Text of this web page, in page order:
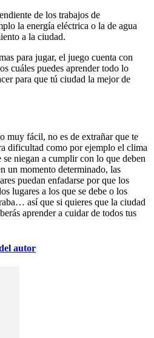
de los trabajos de
la energía eléctrica o la de agua
a la ciudad.
para jugar, el juego cuenta con
cuáles puedes aprender todo lo
para que tú ciudad la mejor de
muy fácil, no es de extrañar que te
dificultad como por ejemplo el clima
niegan a cumplir con lo que deben
un momento determinado, las
puedan enfadarse por que los
lugares a los que se debe o los
así que si quieres que la ciudad
aprender a cuidar de todos tus
autor